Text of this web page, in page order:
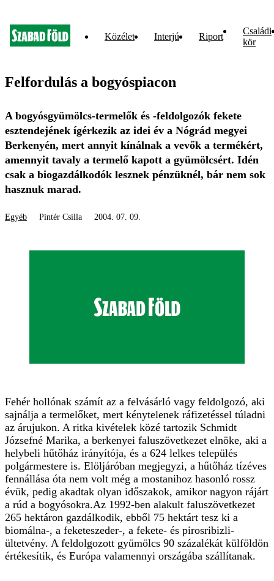
Közélet Interjú Riport
Családi
kör
Felfordulás a bogyóspiacon
A bogyósgyümölcs-termelők és -feldolgozók fekete
esztendejének ígérkezik az idei év a Nógrád megyei
Berkenyén, mert annyit kínálnak a vevők a termékért,
amennyit tavaly a termelő kapott a gyümölcsért. Idén
csak a biogazdálkodók lesznek pénzüknél, bár nem sok
hasznuk marad.
Egyéb Pintér Csilla 2004. 07. 09.
Fehér hollónak számít az a felvásárló vagy feldolgozó, aki
sajnálja a termelőket, mert kénytelenek ráfizetéssel túladni
az árujukon. A ritka kivételek közé tartozik Schmidt
Józsefné Marika, a berkenyei faluszövetkezet elnöke, aki a
helybeli hűtőház irányítója, és a 624 lelkes település
polgármestere is. Elöljáróban megjegyzi, a hűtőház tízéves
fennállása óta nem volt még a mostanihoz hasonló rossz
évük, pedig akadtak olyan időszakok, amikor nagyon rájárt
a rúd a bogyósokra.Az 1992-ben alakult faluszövetkezet
265 hektáron gazdálkodik, ebből 75 hektárt tesz ki a
biomálna-, a feketeszeder-, a fekete- és pirosribizli-
ültetvény. A feldolgozott gyümölcs 90 százalékát külföldön
értékesítik, és Európa valamennyi országába szállítanak.